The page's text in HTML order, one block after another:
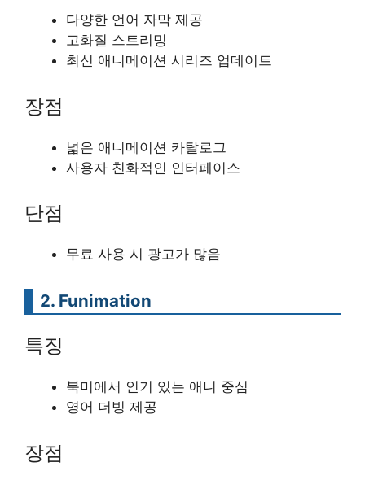
다양한 언어 자막 제공
고화질 스트리밍
최신 애니메이션 시리즈 업데이트
장점
넓은 애니메이션 카탈로그
사용자 친화적인 인터페이스
단점
무료 사용 시 광고가 많음
2. Funimation
특징
북미에서 인기 있는 애니 중심
영어 더빙 제공
장점